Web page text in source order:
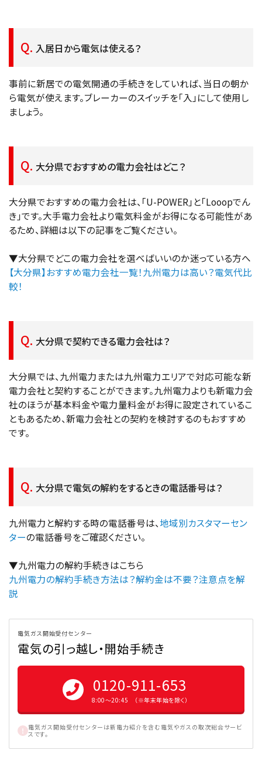
入居日から電気は使える？
事前に新居での電気開通の手続きをしていれば、当日の朝か
ら電気が使えます。ブレーカーのスイッチを「入」にして使用し
ましょう。
大分県でおすすめの電力会社はどこ？
大分県でおすすめの電力会社は、「U-POWER」と「Looopでん
き」です。大手電力会社より電気料金がお得になる可能性があ
るため、詳細は以下の記事をご覧ください。
▼大分県でどこの電力会社を選べばいいのか迷っている方へ
【大分県】おすすめ電力会社一覧！九州電力は高い？電気代比
較！
大分県で契約できる電力会社は？
大分県では、九州電力または九州電力エリアで対応可能な新
電力会社と契約することができます。九州電力よりも新電力会
社のほうが基本料金や電力量料金がお得に設定されているこ
ともあるため、新電力会社との契約を検討するのもおすすめ
です。
大分県で電気の解約をするときの電話番号は？
九州電力と解約する時の電話番号は、地域別カスタマーセン
ターの電話番号をご確認ください。
▼九州電力の解約手続きはこちら
九州電力の解約手続き方法は？解約金は不要？注意点を解
説
電気ガス開始受付センター
電気の引っ越し・開始手続き
0120-911-653
8:00〜20:45 （※年末年始を除く）
電気ガス開始受付センターは新電力紹介を含む電気やガスの取次総合サービ
スです。